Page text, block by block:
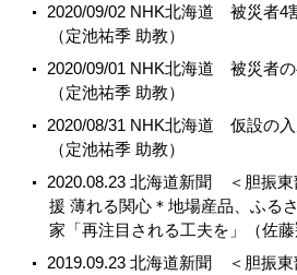
2020/09/02 NHK北海道 被災者4
（定池祐季 助教）
2020/09/01 NHK北海道 被災者の
（定池祐季 助教）
2020/08/31 NHK北海道 仮設の
（定池祐季 助教）
2020.08.23 北海道新聞 ＜胆振東
援 薄れる関心＊地場産品、ふる
家「再注目される工夫を」（佐藤
2019.09.23 北海道新聞 ＜胆振